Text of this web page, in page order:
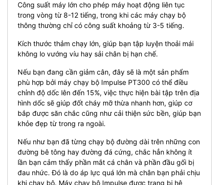
Công suất máy lớn cho phép máy hoạt động liên tục
trong vòng từ 8-12 tiếng, trong khi các máy chạy bộ
thông thường chỉ có công suất khoảng từ 3-5 tiếng.
Kích thước thảm chạy lớn, giúp bạn tập luyện thoải mái
không lo vướng víu hay sải chân bị hạn chế.
Nếu bạn đang cần giảm cân, đây sẽ là một sản phẩm
phù hợp bởi máy chạy bộ Impulse PT300 có thể điều
chỉnh độ dốc lên đến 15%, việc thực hiện bài tập trên địa
hình dốc sẽ giúp đốt cháy mỡ thừa nhanh hơn, giúp cơ
bắp được săn chắc cũng như cải thiện sức bền, giúp bạn
khỏe đẹp từ trong ra ngoài.
Nếu như bạn đã từng chạy bộ đường dài trên những con
đường bê tông hay đường đá cứng, chắc hẳn không ít
lần bạn cảm thấy phần mắt cá chân và phần đầu gối bị
đau nhức. Đó là do áp lực quá lớn mà chân bạn phải chịu
khi chạy bộ. Máy chạy bộ Impulse được trang bị hệ